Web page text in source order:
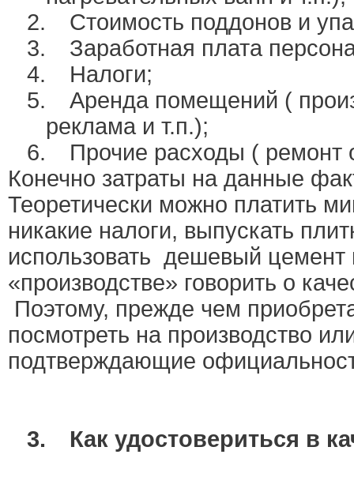
2.
Стоимость поддонов и
3.
Заработная плата
4.
Налоги;
5.
Аренда помещений (
реклама и т.п.);
6.
Прочие расходы ( ремонт
Конечно затраты на данные
Теоретически можно платить
никакие налоги, выпускать
использовать дешевый цемент
«производстве» говорить о
Поэтому, прежде чем
посмотреть на производство
подтверждающие
3.
Как удостовериться в